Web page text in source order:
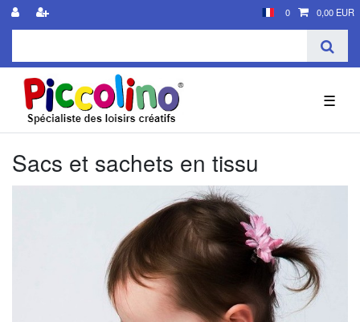
0 0,00 EUR
☰
Sacs et sachets en tissu